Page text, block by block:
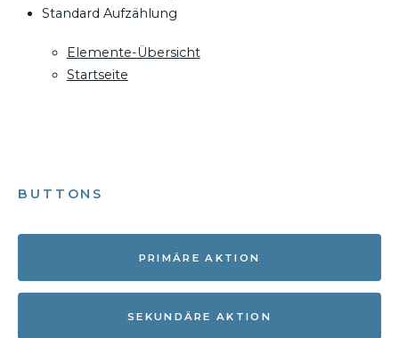
Standard Aufzählung
Elemente-Übersicht
Startseite
BUTTONS
PRIMÄRE AKTION
SEKUNDÄRE AKTION